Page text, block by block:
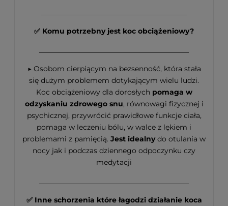
✅ Komu potrzebny jest koc obciążeniowy?
▶ Osobom cierpiącym na bezsenność, która stała
się dużym problemem dotykającym wielu ludzi.
Koc obciążeniowy dla dorosłych pomaga w
odzyskaniu zdrowego snu, równowagi fizycznej i
psychicznej, przywrócić prawidłowe funkcje ciała,
pomaga w leczeniu bólu, w walce z lękiem i
problemami z pamięcią. Jest idealnydo otulania w
nocy jak i podczas dziennego odpoczynku czy
medytacji
✅ Inne schorzenia które łagodzi działanie koca